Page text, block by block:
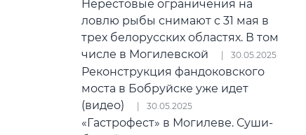
Нерестовые ограничения на
ловлю рыбы снимают с 31 мая в
трех белорусских областях. В том
числе в Могилевской
30.05.2025
Реконструкция фандоковского
моста в Бобруйске уже идет
(видео)
30.05.2025
«Гастрофест» в Могилеве. Суши-